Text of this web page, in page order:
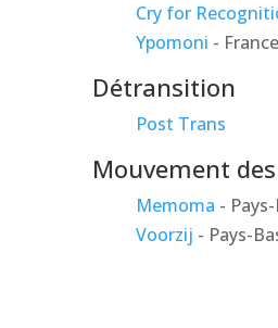
Cry for
Ypomoni - France
Détransition
Post Trans
Mouvement
Memoma -
Voorzij - Pays-